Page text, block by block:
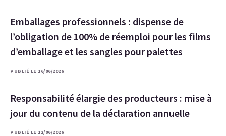
Emballages professionnels : dispense de
l’obligation de 100% de réemploi pour les films
d’emballage et les sangles pour palettes
PUBLIÉ LE 16/06/2026
Responsabilité élargie des producteurs : mise à
jour du contenu de la déclaration annuelle
PUBLIÉ LE 12/06/2026